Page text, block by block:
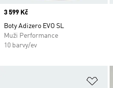
Price
3 599 Kč
Boty Adizero EVO SL
Muži Performance
10 barvy/ev